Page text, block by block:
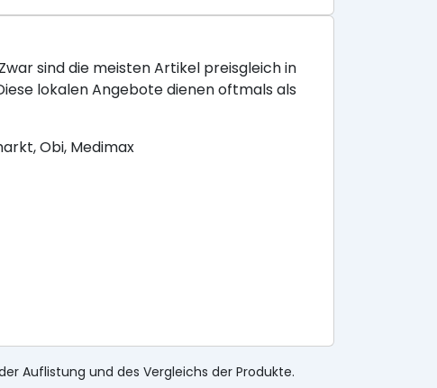
sind die meisten Artikel preisgleich in
lokalen Angebote dienen oftmals als
Obi, Medimax
Auflistung und des Vergleichs der Produkte.